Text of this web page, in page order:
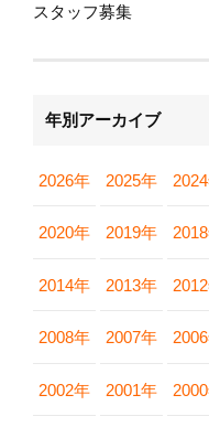
スタッフ募集
年別アーカイブ
2026年 2025年
2020年 2019年
2014年 2013年
2008年 2007年
2002年 2001年